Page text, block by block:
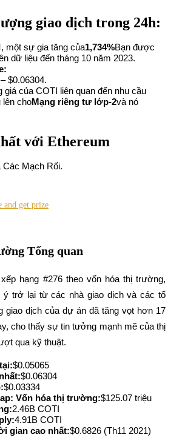
dịch
dịch Sao chép
sẻ lợi nhuận và hoa hồng giao dịch sao chép
giao dịch trong 24h:
một sự gia tăng của1,734%Bạn được
dữ liệu đến tháng 10 năm 2023.
$0.06304.
giá của COTI liên quan đến nhu cầu
lên choMạng riêng tư lớp-2và nó
với Ethereum
Các Mạch Rối.
Tổng quan
hạng #276 theo vốn hóa thị trường,
ý trở lại từ các nhà giao dịch và các tổ
giao dịch của dự án đã tăng vọt hơn 17
cho thấy sự tin tưởng mạnh mẽ của thị
qua kỹ thuật.
$0.05065
$0.06304
$0.03334
Vốn hóa thị trường:$125.07 triệu
2.46B COTI
4.91B COTI
gian cao nhất:$0.6826 (Th11 2021)